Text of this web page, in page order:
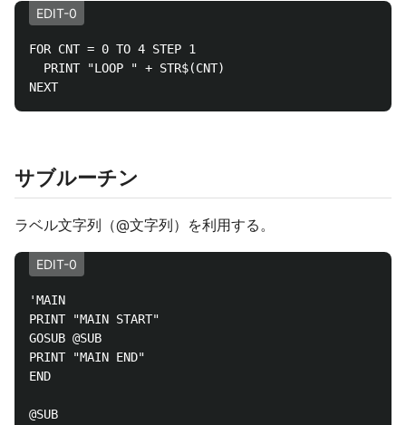
EDIT-0
FOR CNT = 0 TO 4 STEP 1
  PRINT "LOOP " + STR$(CNT)
サブルーチン
ラベル文字列（@文字列）を利用する。
EDIT-0
'MAIN
PRINT "MAIN START"
GOSUB @SUB
PRINT "MAIN END"
END
@SUB